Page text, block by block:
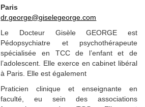
Paris
dr.george@giselegeorge.com
Le Docteur Gisèle GEORGE est
Pédopsychiatre et psychothérapeute
spécialisée en TCC de l’enfant et de
l’adolescent. Elle exerce en cabinet libéral
à Paris. Elle est également
Praticien clinique et enseignante en
faculté, eu sein des associations